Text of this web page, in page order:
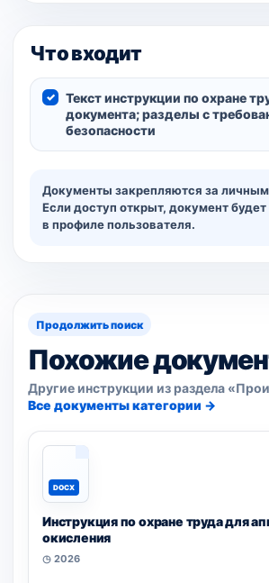
Что входит
Текст инструкции по охране
документа; разделы с
безопасности
Документы закрепляются за
Если доступ открыт, документ
в профиле пользователя.
Продолжить поиск
Похожие
Другие инструкции из раздела
Все документы категории →
DOCX
Инструкция по охране труда для
окисления
◷ 2026